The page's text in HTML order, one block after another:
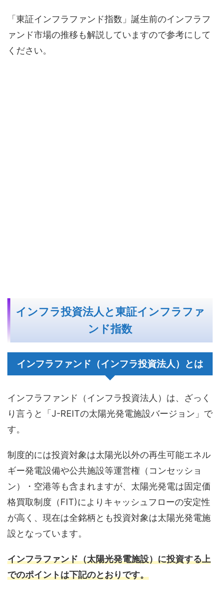
「東証インフラファンド指数」誕生前のインフラフ
ァンド市場の推移も解説していますので参考にして
ください。
インフラ投資法人と東証インフラファ
ンド指数
インフラファンド（インフラ投資法人）とは
インフラファンド（インフラ投資法人）は、ざっく
り言うと「J-REITの太陽光発電施設バージョン」で
す。
制度的には投資対象は太陽光以外の再生可能エネル
ギー発電設備や公共施設等運営権（コンセッショ
ン）・空港等も含まれますが、太陽光発電は固定価
格買取制度（FIT)によりキャッシュフローの安定性
が高く、現在は全銘柄とも投資対象は太陽光発電施
設となっています。
インフラファンド（太陽光発電施設）に投資する上
でのポイントは下記のとおりです。